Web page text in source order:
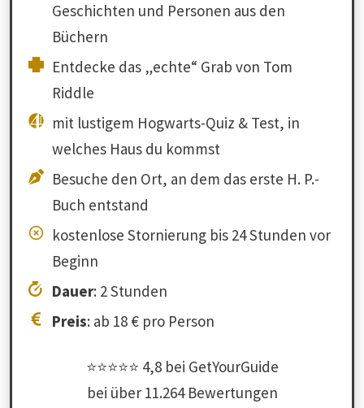
Geschichten und Personen aus den
Büchern
Entdecke das „echte“ Grab von Tom
Riddle
mit lustigem Hogwarts-Quiz & Test, in
welches Haus du kommst
Besuche den Ort, an dem das erste H. P.-
Buch entstand
kostenlose Stornierung bis 24 Stunden vor
Beginn
Dauer: 2 Stunden
Preis: ab 18 € pro Person
⭐⭐⭐⭐⭐ 4,8 bei GetYourGuide
bei über 11.264 Bewertungen